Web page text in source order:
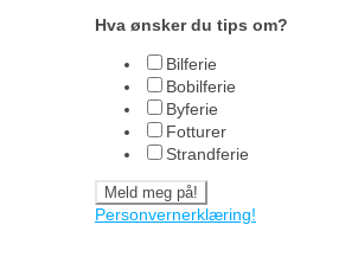
Hva ønsker du tips om?
Bilferie
Bobilferie
Byferie
Fotturer
Strandferie
Personvernerklæring!